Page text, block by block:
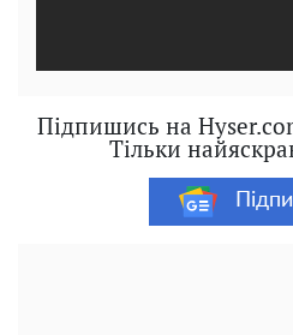
Підпишись на
Тільки